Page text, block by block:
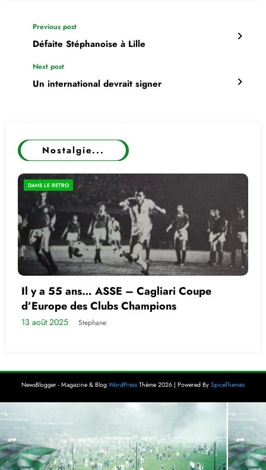
Previous post
Défaite Stéphanoise à Lille
Next post
Un international devrait signer
Nostalgie...
DANS LE RETRO
Il y a 55 ans… ASSE – Cagliari Coupe
d’Europe des Clubs Champions
13 août 2025 Stephane
NewsBlogger - Magazine & Blog WordPress Thème 2026 | Powered By SpiceThemes